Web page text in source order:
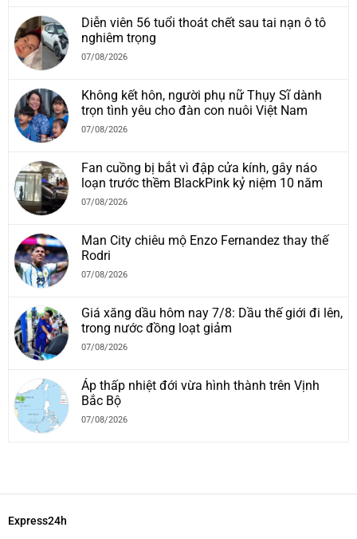
Diễn viên 56 tuổi thoát chết sau tai nạn ô tô
nghiêm trọng
07/08/2026
Không kết hôn, người phụ nữ Thụy Sĩ dành
trọn tình yêu cho đàn con nuôi Việt Nam
07/08/2026
Fan cuồng bị bắt vì đập cửa kính, gây náo
loạn trước thềm BlackPink kỷ niệm 10 năm
07/08/2026
Man City chiêu mộ Enzo Fernandez thay thế
Rodri
07/08/2026
Giá xăng dầu hôm nay 7/8: Dầu thế giới đi lên,
trong nước đồng loạt giảm
07/08/2026
Áp thấp nhiệt đới vừa hình thành trên Vịnh
Bắc Bộ
07/08/2026
Express24h